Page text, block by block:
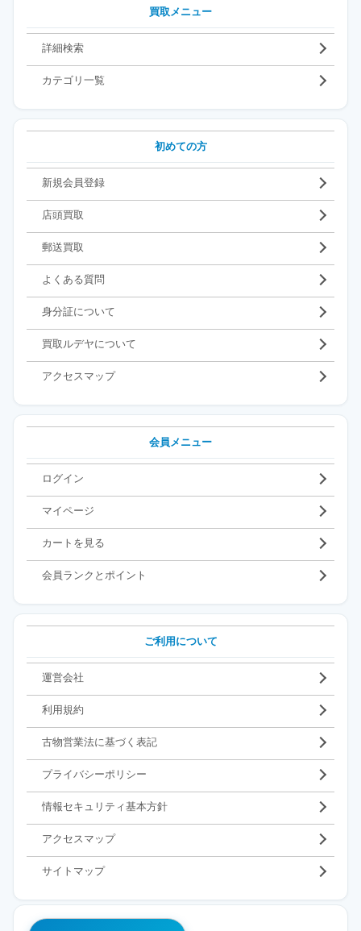
買取メニュー
詳細検索
カテゴリ一覧
初めての方
新規会員登録
店頭買取
郵送買取
よくある質問
身分証について
買取ルデヤについて
アクセスマップ
会員メニュー
ログイン
マイページ
カートを見る
会員ランクとポイント
ご利用について
運営会社
利用規約
古物営業法に基づく表記
プライバシーポリシー
情報セキュリティ基本方針
アクセスマップ
サイトマップ